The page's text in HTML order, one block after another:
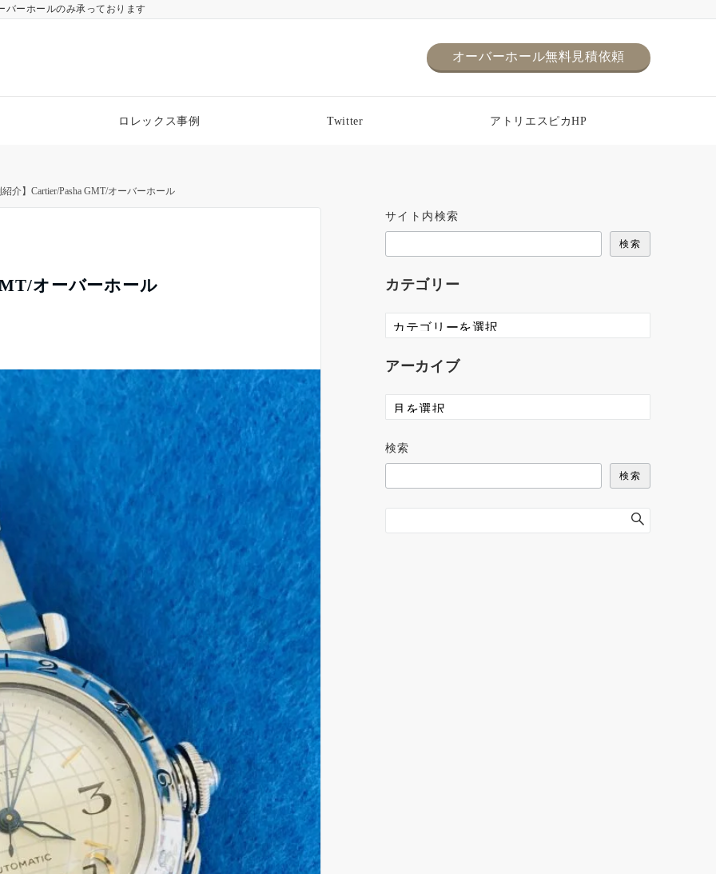
バーホールのみ承っております
オーバーホール無料見積依頼
ロレックス事例 Twitter アトリエスピカHP
介】Cartier/Pasha GMT/オーバーホール
オーバーホール
サイト内検索
検索
カテゴリー
アーカイブ
検索
検索